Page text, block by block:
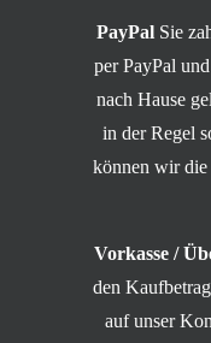
PayPal Sie
per PayPal
nach Hause
in der Regel
können wir die
Vorkasse /
den
auf unser